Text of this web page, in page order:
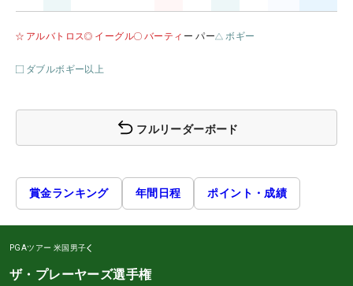
アルバトロス イーグル バーティ ー パー ボギー
ダブルボギー以上
フルリーダーボード
賞金ランキング 年間日程 ポイント・成績
PGAツアー 米国男子
ザ・プレーヤーズ選手権